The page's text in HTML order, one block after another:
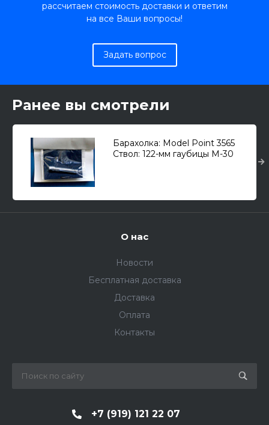
рассчитаем стоимость доставки и ответим
на все Ваши вопросы!
Задать вопрос
Ранее вы смотрели
Барахолка: Model Point 3565
Ствол: 122-мм гаубицы M-30
О нас
Новости
Бесплатная доставка
Доставка
Оплата
Контакты
+7 (919) 121 22 07